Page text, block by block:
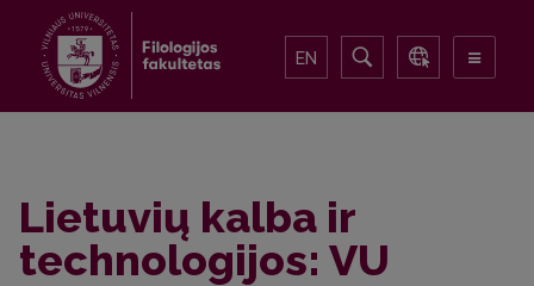
EN
Lietuvių kalba ir
technologijos: VU